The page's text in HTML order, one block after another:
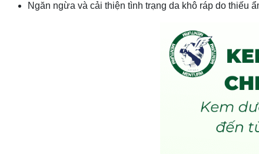
Ngăn ngừa và cải thiện tình trạng da khô ráp do thiếu